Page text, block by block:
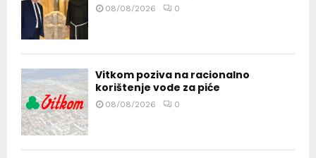
08/08/2026 0
Vitkom poziva na racionalno
korištenje vode za piće
08/08/2026 0